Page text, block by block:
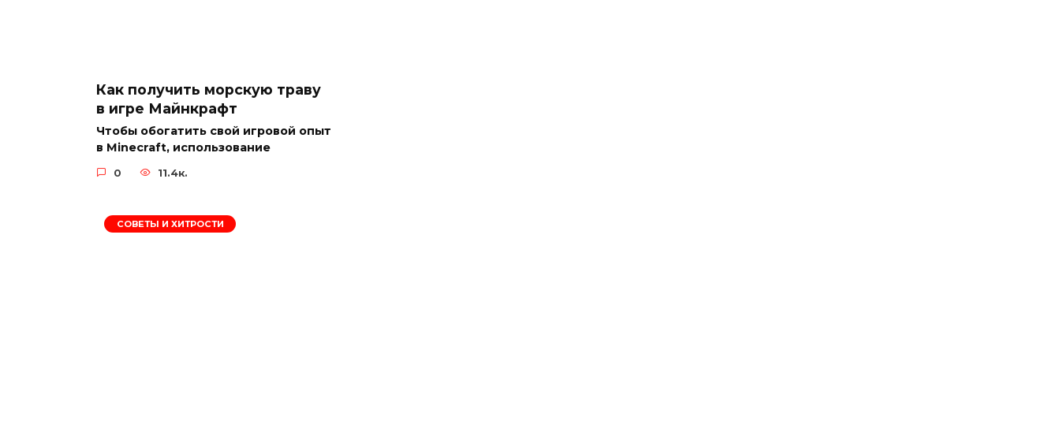
Как получить морскую траву
в игре Майнкрафт
Чтобы обогатить свой игровой опыт
в Minecraft, использование
0 11.4к.
СОВЕТЫ И ХИТРОСТИ